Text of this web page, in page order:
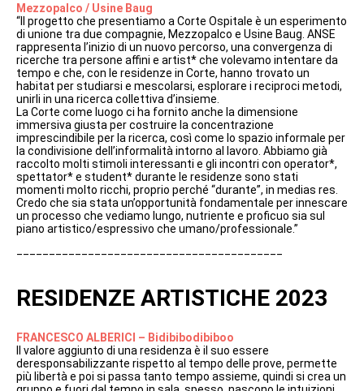
Mezzopalco / Usine Baug
“Il progetto che presentiamo a Corte Ospitale è un esperimento
di unione tra due compagnie, Mezzopalco e Usine Baug. ANSE
rappresenta l’inizio di un nuovo percorso, una convergenza di
ricerche tra persone affini e artist* che volevamo intentare da
tempo e che, con le residenze in Corte, hanno trovato un
habitat per studiarsi e mescolarsi, esplorare i reciproci metodi,
unirli in una ricerca collettiva d’insieme.
La Corte come luogo ci ha fornito anche la dimensione
immersiva giusta per costruire la concentrazione
imprescindibile per la ricerca, così come lo spazio informale per
la condivisione dell’informalità intorno al lavoro. Abbiamo già
raccolto molti stimoli interessanti e gli incontri con operator*,
spettator* e student* durante le residenze sono stati
momenti molto ricchi, proprio perché “durante”, in medias res.
Credo che sia stata un’opportunità fondamentale per innescare
un processo che vediamo lungo, nutriente e proficuo sia sul
piano artistico/espressivo che umano/professionale.”
RESIDENZE ARTISTICHE 2023
FRANCESCO ALBERICI – Bidibibodibiboo
Il valore aggiunto di una residenza è il suo essere
deresponsabilizzante rispetto al tempo delle prove, permette
più libertà e poi si passa tanto tempo assieme, quindi si crea un